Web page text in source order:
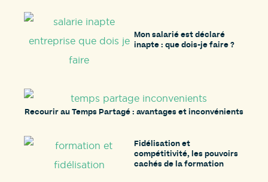
Mon salarié est déclaré
inapte : que dois-je faire ?
Recourir au Temps Partagé : avantages et inconvénients
Fidélisation et
compétitivité, les pouvoirs
cachés de la formation